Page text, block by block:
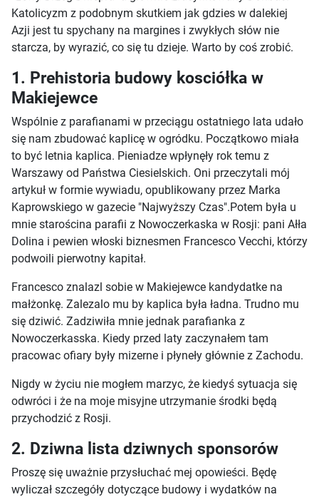
Katolicyzm z podobnym skutkiem jak gdzies w dalekiej
Azji jest tu spychany na margines i zwykłych słów nie
starcza, by wyrazić, co się tu dzieje. Warto by coś zrobić.
1. Prehistoria budowy kosciółka w
Makiejewce
Wspólnie z parafianami w przeciągu ostatniego lata udało
się nam zbudować kaplicę w ogródku. Początkowo miała
to być letnia kaplica. Pieniadze wpłynęły rok temu z
Warszawy od Państwa Ciesielskich. Oni przeczytali mój
artykuł w formie wywiadu, opublikowany przez Marka
Kaprowskiego w gazecie "Najwyższy Czas".Potem była u
mnie starościna parafii z Nowoczerkaska w Rosji: pani Ałła
Dolina i pewien włoski biznesmen Francesco Vecchi, którzy
podwoili pierwotny kapitał.
Francesco znalazl sobie w Makiejewce kandydatke na
małżonkę. Zalezalo mu by kaplica była ładna. Trudno mu
się dziwić. Zadziwiła mnie jednak parafianka z
Nowoczerkasska. Kiedy przed laty zaczynałem tam
pracowac ofiary były mizerne i płyneły głównie z Zachodu.
Nigdy w życiu nie mogłem marzyc, że kiedyś sytuacja się
odwróci i że na moje misyjne utrzymanie środki będą
przychodzić z Rosji.
2. Dziwna lista dziwnych sponsorów
Proszę się uważnie przysłuchać mej opowieści. Będę
wyliczał szczegóły dotyczące budowy i wydatków na